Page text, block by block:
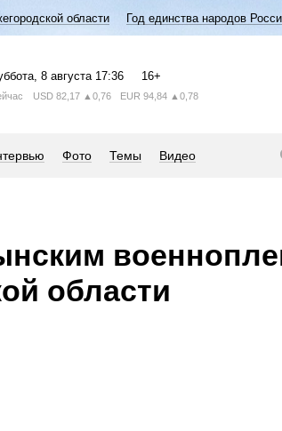
области Год единства народов
, 8 августа 17:36 16+
USD 82,17 ▲0,76 EUR 94,84 ▲0,78
Фото Темы Видео
области